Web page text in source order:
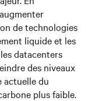
de technologies
liquide et les
datacenters
des niveaux
actuelle du
plus faible.